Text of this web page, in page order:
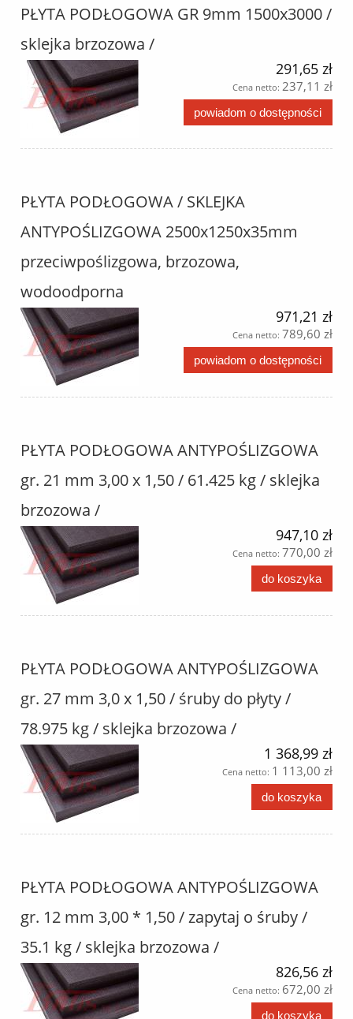
PŁYTA PODŁOGOWA GR 9mm 1500x3000 /
sklejka brzozowa /
291,65 zł
Cena netto: 237,11 zł
powiadom o dostępności
PŁYTA PODŁOGOWA / SKLEJKA
ANTYPOŚLIZGOWA 2500x1250x35mm
przeciwpoślizgowa, brzozowa,
wodoodporna
971,21 zł
Cena netto: 789,60 zł
powiadom o dostępności
PŁYTA PODŁOGOWA ANTYPOŚLIZGOWA
gr. 21 mm 3,00 x 1,50 / 61.425 kg / sklejka
brzozowa /
947,10 zł
Cena netto: 770,00 zł
do koszyka
PŁYTA PODŁOGOWA ANTYPOŚLIZGOWA
gr. 27 mm 3,0 x 1,50 / śruby do płyty /
78.975 kg / sklejka brzozowa /
1 368,99 zł
Cena netto: 1 113,00 zł
do koszyka
PŁYTA PODŁOGOWA ANTYPOŚLIZGOWA
gr. 12 mm 3,00 * 1,50 / zapytaj o śruby /
35.1 kg / sklejka brzozowa /
826,56 zł
Cena netto: 672,00 zł
do koszyka